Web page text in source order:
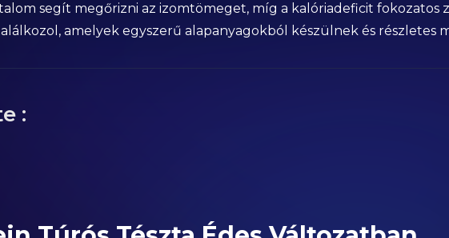
segít megőrizni az izomtömeget, míg a kalóriadeficit fokozatos
amelyek egyszerű alapanyagokból készülnek és
: